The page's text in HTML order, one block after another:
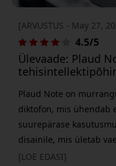
[ARVUSTUS - May 27,
4.5/5
Ülevaade: Plaud
Plaud Note on
diktofon, mis ühendab
suurepärase
disainile, mis ületab
kaalub vaid 30 grammi,
[LOE EDASI]